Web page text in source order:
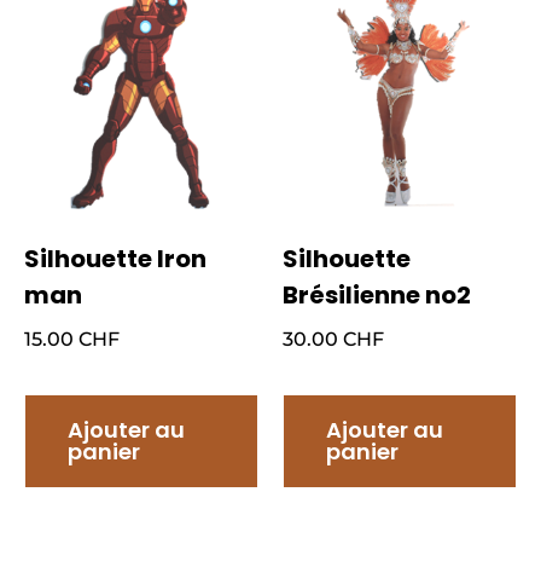
Silhouette Iron
man
15.00 CHF
Ajouter au
panier
Silhouette
Brésilienne no2
30.00 CHF
Ajouter au
panier